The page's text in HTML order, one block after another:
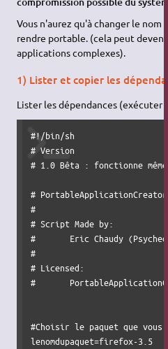
Vous n'aurez qu'à changer le nom
rendre portable. (cela peut
applications complexes).
1) Lister et copier les
Lister les dépendances (exécuter
#!/bin/sh
# Version
# 1.0 Bêta : fonctionne
#
#
# Script Made by:
#	Eric Chaudy (Psychederic)
#
# Licensed:
#	PortableApplicationCreator - GNU GPLv2 !
#Choisir le paquet que
lenomdupaquet=firefox-3.5